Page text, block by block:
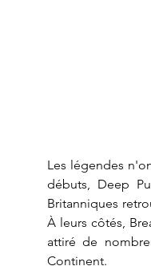
Les légendes
débuts, Deep
Britanniques
À leurs côtés,
attiré de
Continent.